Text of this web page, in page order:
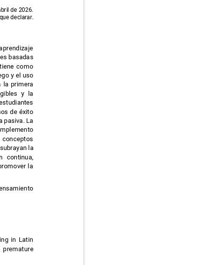
de 2026.
declarar.
basadas
como
y el uso
la primera
y la
de éxito
pasiva. La
conceptos
la
continua,
la
in Latin
premature